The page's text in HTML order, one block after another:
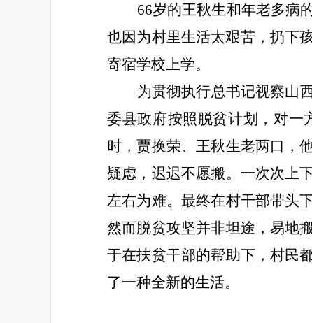
66岁的王秋生和年老多病
也因为村里生活太艰苦，扔下
寄宿学校上学。
为贯彻执行总书记视察山
委县政府按照脱贫计划，对一
时，贾换荣、王秋生老两口，
疑虑，迟迟不愿搬。一次次上
左右为难。最终在村干部带头
然而脱贫攻坚并非坦途，易地
于在扶贫干部的帮助下，村民
了一种全新的生活。